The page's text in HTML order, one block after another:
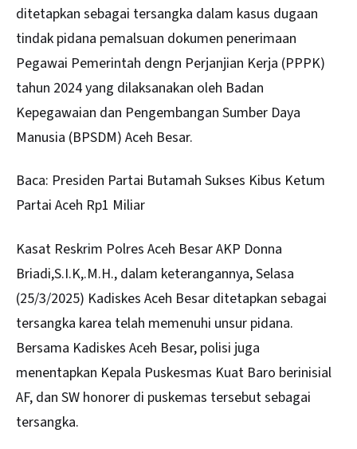
ditetapkan sebagai tersangka dalam kasus dugaan
tindak pidana pemalsuan dokumen penerimaan
Pegawai Pemerintah dengn Perjanjian Kerja (PPPK)
tahun 2024 yang dilaksanakan oleh Badan
Kepegawaian dan Pengembangan Sumber Daya
Manusia (BPSDM) Aceh Besar.
Baca: Presiden Partai Butamah Sukses Kibus Ketum
Partai Aceh Rp1 Miliar
Kasat Reskrim Polres Aceh Besar AKP Donna
Briadi,S.I.K,.M.H., dalam keterangannya, Selasa
(25/3/2025) Kadiskes Aceh Besar ditetapkan sebagai
tersangka karea telah memenuhi unsur pidana.
Bersama Kadiskes Aceh Besar, polisi juga
menentapkan Kepala Puskesmas Kuat Baro berinisial
AF, dan SW honorer di puskemas tersebut sebagai
tersangka.